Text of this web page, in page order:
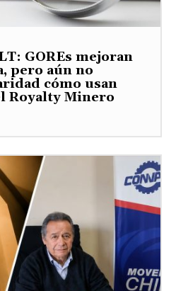
GOREs mejoran
pero aún no
cómo usan
Royalty Minero